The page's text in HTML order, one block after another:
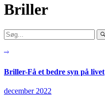
Briller
Briller-Få et bedre syn på livet
december 2022